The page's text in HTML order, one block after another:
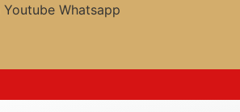
Youtube Whatsapp